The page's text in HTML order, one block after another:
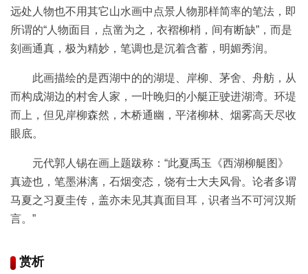
远处人物也不用其它山水画中点景人物那样简率的笔法，即
所谓的“人物面目，点凿为之，衣褶柳梢，间有断缺”，而是
刻画通真，极为精妙，笔调也是沉着含蓄，明媚秀润。
此画描绘的是西湖中的的湖堤、岸柳、茅舍、舟舫，从
而构成湖边的村舍人家，一叶晚归的小艇正驶进湖湾。环堤
而上，但见岸柳森然，木桥通幽，平渚柳林、烟雾高天尽收
眼底。
元代郭人锡在画上题跋称：“此夏禹玉《西湖柳艇图》
真迹也，笔墨淋漓，石烟变态，饶有士大夫风骨。论者多谓
马夏之习夏圭传，盖亦未见其真面目耳，识者当不可河汉斯
言。”
赏析